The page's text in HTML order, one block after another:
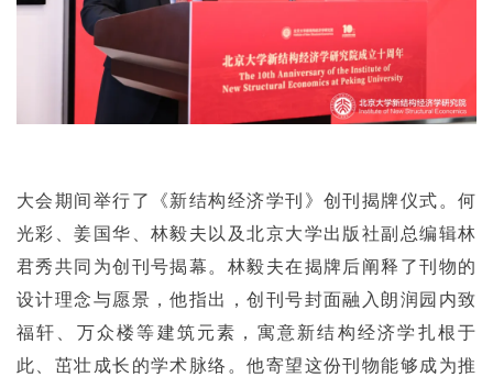
大会期间举行了《新结构经济学刊》创刊揭牌仪式。何
光彩、姜国华、林毅夫以及北京大学出版社副总编辑林
君秀共同为创刊号揭幕。林毅夫在揭牌后阐释了刊物的
设计理念与愿景，他指出，创刊号封面融入朗润园内致
福轩、万众楼等建筑元素，寓意新结构经济学扎根于
此、茁壮成长的学术脉络。他寄望这份刊物能够成为推